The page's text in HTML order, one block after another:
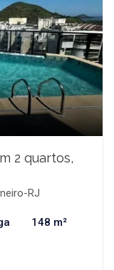
2 quartos,
RJ
148 m²